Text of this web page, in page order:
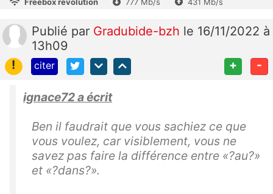
Publié par Gradubide-bzh le 16/11/2022 à
13h09
!
citer + -
ignace72 a écrit
Ben il faudrait que vous sachiez ce que
vous voulez, car visiblement, vous ne
savez pas faire la différence entre «?au?»
et «?dans?».